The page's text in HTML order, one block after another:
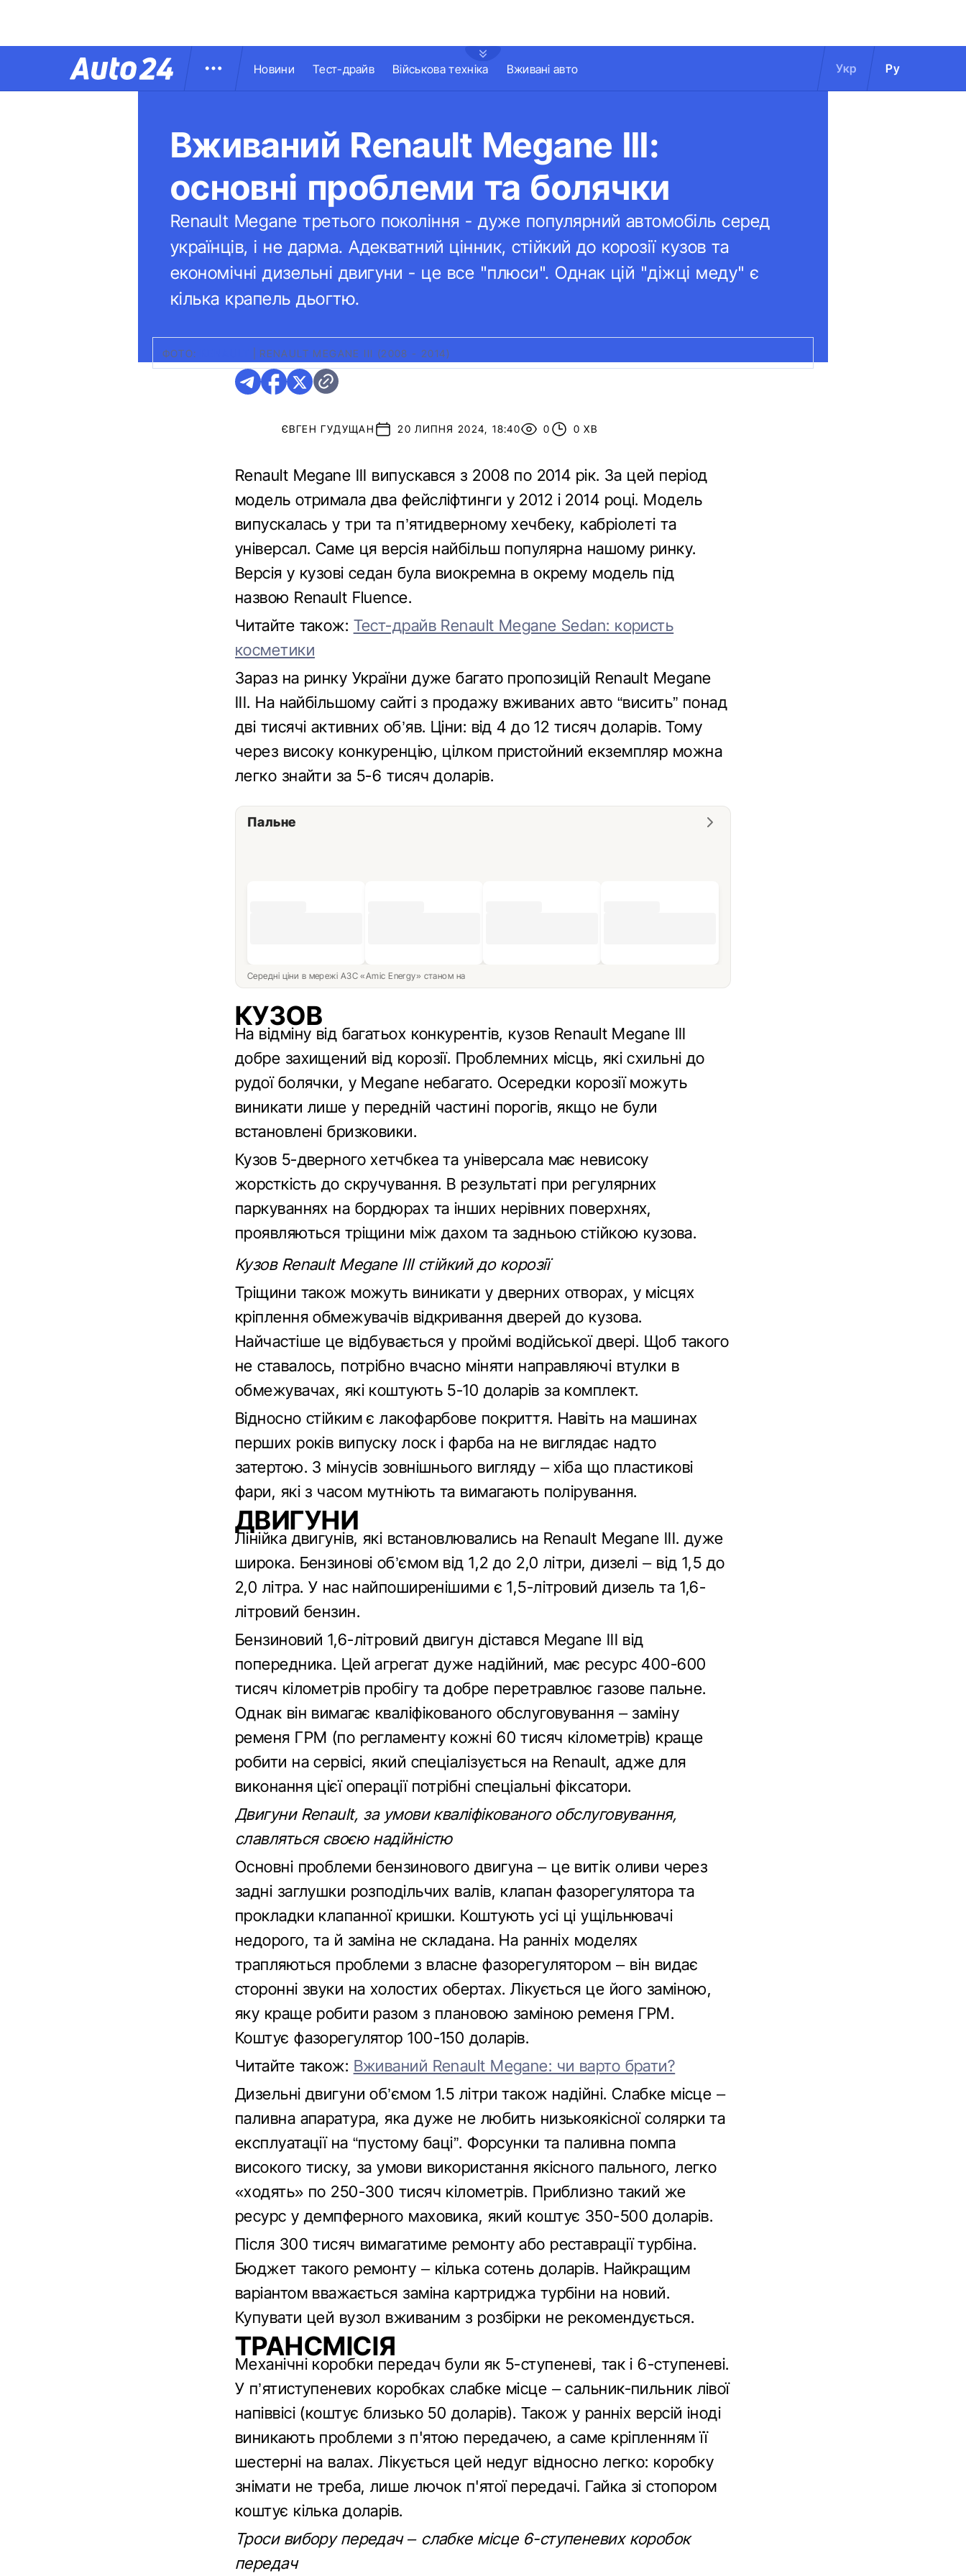
Новини Тест-драйв Військова техніка Вживані авто Укр Ру
Вживаний Renault Megane ІІІ:
основні проблеми та болячки
Renault Megane третього покоління - дуже популярний автомобіль серед
українців, і не дарма. Адекватний цінник, стійкий до корозії кузов та
економічні дизельні двигуни - це все "плюси". Однак цій "діжці меду" є
кілька крапель дьогтю.
ФОТО: RENAULT MEGANE ІІІ (2008 - 2014)
ЄВГЕН ГУДУЩАН 20 ЛИПНЯ 2024, 18:40 0 0 ХВ
Renault Megane ІІІ випускався з 2008 по 2014 рік. За цей період
модель отримала два фейсліфтинги у 2012 і 2014 році. Модель
випускалась у три та п’ятидверному хечбеку, кабріолеті та
універсал. Саме ця версія найбільш популярна нашому ринку.
Версія у кузові седан була виокремна в окрему модель під
назвою Renault Fluence.
Читайте також: Тест-драйв Renault Megane Sedan: користь
косметики
Зараз на ринку України дуже багато пропозицій Renault Megane
ІІІ. На найбільшому сайті з продажу вживаних авто “висить” понад
дві тисячі активних об’яв. Ціни: від 4 до 12 тисяч доларів. Тому
через високу конкуренцію, цілком пристойний екземпляр можна
легко знайти за 5-6 тисяч доларів.
Пальне
Середні ціни в мережі АЗС «Amic Energy» станом на
КУЗОВ
На відміну від багатьох конкурентів, кузов Renault Megane ІІІ
добре захищений від корозії. Проблемних місць, які схильні до
рудої болячки, у Megane небагато. Осередки корозії можуть
виникати лише у передній частині порогів, якщо не були
встановлені бризковики.
Кузов 5-дверного хетчбкеа та універсала має невисоку
жорсткість до скручування. В результаті при регулярних
паркуваннях на бордюрах та інших нерівних поверхнях,
проявляються тріщини між дахом та задньою стійкою кузова.
Кузов Renault Megane ІІІ стійкий до корозії
Тріщини також можуть виникати у дверних отворах, у місцях
кріплення обмежувачів відкривання дверей до кузова.
Найчастіше це відбувається у проймі водійської двері. Щоб такого
не ставалось, потрібно вчасно міняти направляючі втулки в
обмежувачах, які коштують 5-10 доларів за комплект.
Відносно стійким є лакофарбове покриття. Навіть на машинах
перших років випуску лоск і фарба на не виглядає надто
затертою. З мінусів зовнішнього вигляду – хіба що пластикові
фари, які з часом мутніють та вимагають полірування.
ДВИГУНИ
Лінійка двигунів, які встановлювались на Renault Megane ІІІ. дуже
широка. Бензинові об’ємом від 1,2 до 2,0 літри, дизелі – від 1,5 до
2,0 літра. У нас найпоширенішими є 1,5-літровий дизель та 1,6-
літровий бензин.
Бензиновий 1,6-літровий двигун дістався Megane ІІІ від
попередника. Цей агрегат дуже надійний, має ресурс 400-600
тисяч кілометрів пробігу та добре перетравлює газове пальне.
Однак він вимагає кваліфікованого обслуговування – заміну
ременя ГРМ (по регламенту кожні 60 тисяч кілометрів) краще
робити на сервісі, який спеціалізується на Renault, адже для
виконання цієї операції потрібні спеціальні фіксатори.
Двигуни Renault, за умови кваліфікованого обслуговування,
славляться своєю надійністю
Основні проблеми бензинового двигуна – це витік оливи через
задні заглушки розподільчих валів, клапан фазорегулятора та
прокладки клапанної кришки. Коштують усі ці ущільнювачі
недорого, та й заміна не складана. На ранніх моделях
трапляються проблеми з власне фазорегулятором – він видає
сторонні звуки на холостих обертах. Лікується це його заміною,
яку краще робити разом з плановою заміною ременя ГРМ.
Коштує фазорегулятор 100-150 доларів.
Читайте також: Вживаний Renault Megane: чи варто брати?
Дизельні двигуни об’ємом 1.5 літри також надійні. Слабке місце –
паливна апаратура, яка дуже не любить низькоякісної солярки та
експлуатації на “пустому баці”. Форсунки та паливна помпа
високого тиску, за умови використання якісного пального, легко
«ходять» по 250-300 тисяч кілометрів. Приблизно такий же
ресурс у демпферного маховика, який коштує 350-500 доларів.
Після 300 тисяч вимагатиме ремонту або реставрації турбіна.
Бюджет такого ремонту – кілька сотень доларів. Найкращим
варіантом вважається заміна картриджа турбіни на новий.
Купувати цей вузол вживаним з розбірки не рекомендується.
ТРАНСМІСІЯ
Механічні коробки передач були як 5-ступеневі, так і 6-ступеневі.
У п’ятиступеневих коробках слабке місце – сальник-пильник лівої
напіввісі (коштує близько 50 доларів). Також у ранніх версій іноді
виникають проблеми з п'ятою передачею, а саме кріпленням її
шестерні на валах. Лікується цей недуг відносно легко: коробку
знімати не треба, лише лючок п'ятої передачі. Гайка зі стопором
коштує кілька доларів.
Троси вибору передач – слабке місце 6-ступеневих коробок
передач